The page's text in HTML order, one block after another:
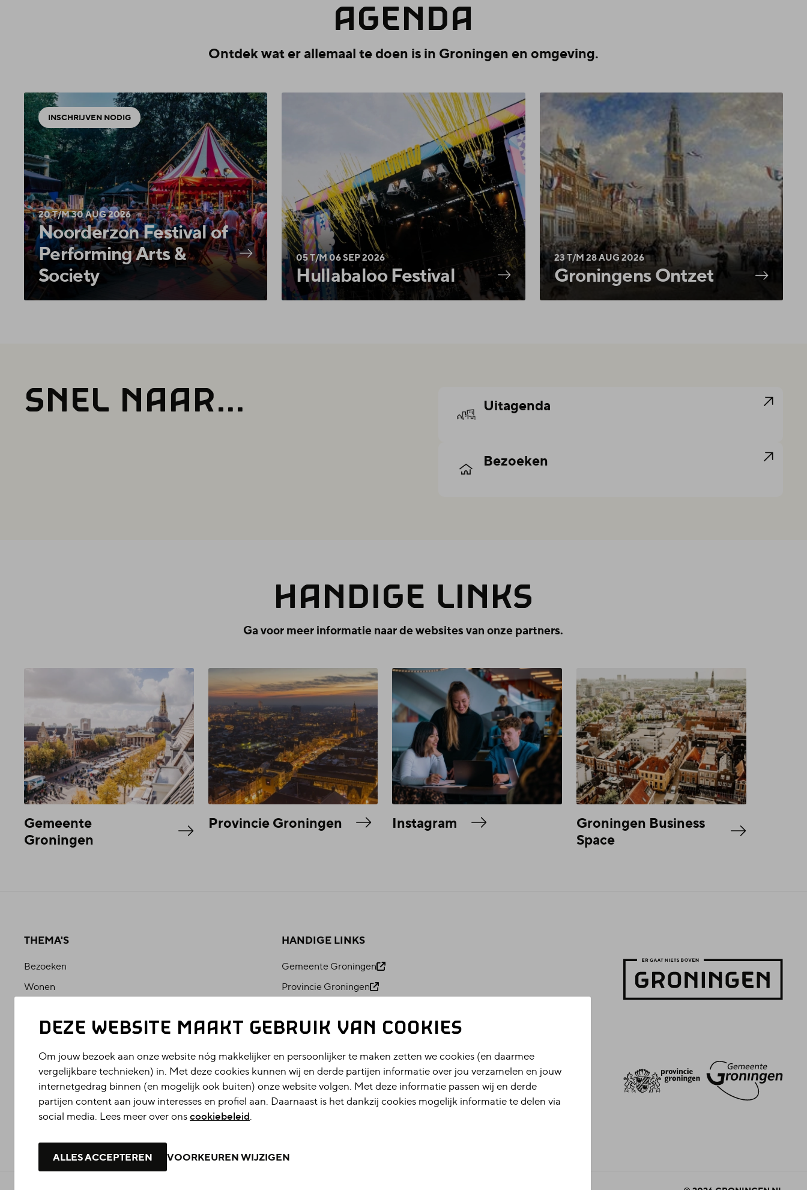
DEZE WEBSITE MAAKT GEBRUIK VAN COOKIES
Om jouw bezoek aan onze website nóg makkelijker en persoonlijker te maken zetten we cookies (en daarmee
vergelijkbare technieken) in. Met deze cookies kunnen wij en derde partijen informatie over jou verzamelen en jouw
internetgedrag binnen (en mogelijk ook buiten) onze website volgen. Met deze informatie passen wij en derde
partijen content aan jouw interesses en profiel aan. Daarnaast is het dankzij cookies mogelijk informatie te delen via
social media. Lees meer over onscookiebeleid
ALLES ACCEPTEREN VOORKEUREN WIJZIGEN
AGEN­DA
Ontdek wat er allemaal te doen is in Groningen en omgeving.
INSCHRIJVEN NODIG
20 T/M 30 AUG 2026
Noorderzon Festival of
Performing Arts &
Society
05 T/M 06 SEP 2026
Hullabaloo Festival
23 T/M 28 AUG 2026
Groningens Ontzet
SNEL NAAR... Uitagenda
Bezoeken
HAN­DI­GE LINKS
Ga voor meer informatie naar de websites van onze partners.
Gemeente
Groningen
Provincie Groningen Instagram
Groningen Business
Space
THEMA'S
Bezoeken
Wonen
Werken
HANDIGE LINKS
Gemeente Groningen
Provincie Groningen
Het Akkoord van Groningen